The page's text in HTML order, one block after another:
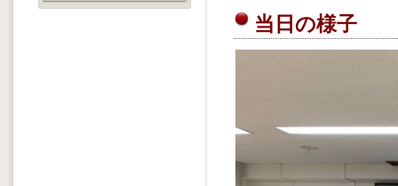
当日の様子